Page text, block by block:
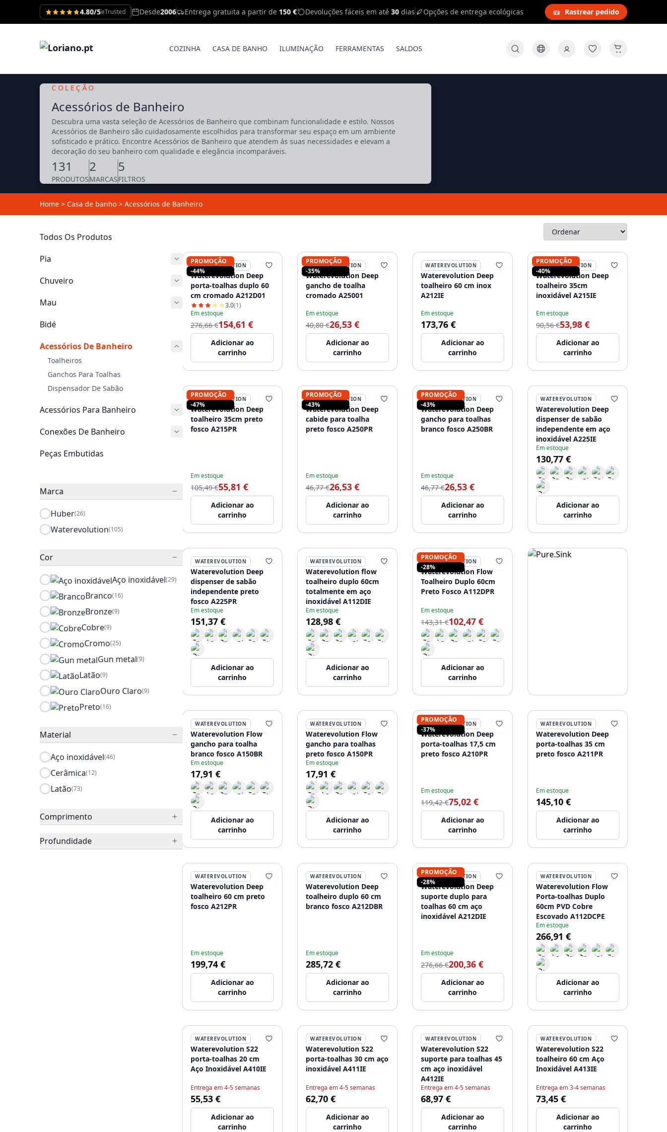
4.80/5eTrusted Desde2006 Entrega gratuita a partir de 150 € Devoluções fáceis em até 30 dias Opções de entrega ecológicas Rastrear pedido
COZINHA CASA DE BANHO ILUMINAÇÃO FERRAMENTAS SALDOS
COLEÇÃO
Acessórios de Banheiro
Descubra uma vasta seleção de Acessórios de Banheiro que combinam funcionalidade e estilo. Nossos
Acessórios de Banheiro são cuidadosamente escolhidos para transformar seu espaço em um ambiente
sofisticado e prático. Encontre Acessórios de Banheiro que atendem às suas necessidades e elevam a
decoração do seu banheiro com qualidade e elegância incomparáveis.
131
PRODUTOS
2
MARCAS
5
FILTROS
Home > Casa de banho > Acessórios de Banheiro
Todos Os Produtos
Pia
Chuveiro
Mau
Bidé
Acessórios De Banheiro
Toalheiros
Ganchos Para Toalhas
Dispensador De Sabão
Acessórios Para Banheiro
Conexões De Banheiro
Peças Embutidas
Marca
Huber(26)
Waterevolution(105)
Cor
Aço inoxidável(29)
Branco(16)
Bronze(9)
Cobre(9)
Cromo(25)
Gun metal(9)
Latão(9)
Ouro Claro(9)
Preto(16)
Material
Aço inoxidável(46)
Cerâmica(12)
Latão(73)
Comprimento
Profundidade
PROMOÇÃO
-44%
WATEREVOLUTION
Waterevolution Deep
porta-toalhas duplo 60
cm cromado A212D01
3.0(1)
Em estoque
276,66 €154,61 €
Adicionar ao
carrinho
PROMOÇÃO
-35%
WATEREVOLUTION
Waterevolution Deep
gancho de toalha
cromado A25001
Em estoque
40,80 €26,53 €
Adicionar ao
carrinho
WATEREVOLUTION
Waterevolution Deep
toalheiro 60 cm inox
A212IE
Em estoque
173,76 €
Adicionar ao
carrinho
PROMOÇÃO
-40%
WATEREVOLUTION
Waterevolution Deep
toalheiro 35cm
inoxidável A215IE
Em estoque
90,56 €53,98 €
Adicionar ao
carrinho
PROMOÇÃO
-47%
WATEREVOLUTION
Waterevolution Deep
toalheiro 35cm preto
fosco A215PR
Em estoque
105,49 €55,81 €
Adicionar ao
carrinho
PROMOÇÃO
-43%
WATEREVOLUTION
Waterevolution Deep
cabide para toalha
preto fosco A250PR
Em estoque
46,77 €26,53 €
Adicionar ao
carrinho
PROMOÇÃO
-43%
WATEREVOLUTION
Waterevolution Deep
gancho para toalhas
branco fosco A250BR
Em estoque
46,77 €26,53 €
Adicionar ao
carrinho
WATEREVOLUTION
Waterevolution Deep
dispenser de sabão
independente em aço
inoxidável A225IE
Em estoque
130,77 €
Adicionar ao
carrinho
WATEREVOLUTION
Waterevolution Deep
dispenser de sabão
independente preto
fosco A225PR
Em estoque
151,37 €
Adicionar ao
carrinho
WATEREVOLUTION
Waterevolution flow
toalheiro duplo 60cm
totalmente em aço
inoxidável A112DIE
Em estoque
128,98 €
Adicionar ao
carrinho
PROMOÇÃO
-28%
WATEREVOLUTION
Waterevolution Flow
Toalheiro Duplo 60cm
Preto Fosco A112DPR
Em estoque
143,31 €102,47 €
Adicionar ao
carrinho
WATEREVOLUTION
Waterevolution Flow
gancho para toalha
branco fosco A150BR
Em estoque
17,91 €
Adicionar ao
carrinho
WATEREVOLUTION
Waterevolution Flow
gancho para toalhas
preto fosco A150PR
Em estoque
17,91 €
Adicionar ao
carrinho
PROMOÇÃO
-37%
WATEREVOLUTION
Waterevolution Deep
porta-toalhas 17,5 cm
preto fosco A210PR
Em estoque
119,42 €75,02 €
Adicionar ao
carrinho
WATEREVOLUTION
Waterevolution Deep
porta-toalhas 35 cm
preto fosco A211PR
Em estoque
145,10 €
Adicionar ao
carrinho
WATEREVOLUTION
Waterevolution Deep
toalheiro 60 cm preto
fosco A212PR
Em estoque
199,74 €
Adicionar ao
carrinho
WATEREVOLUTION
Waterevolution Deep
toalheiro duplo 60 cm
branco fosco A212DBR
Em estoque
285,72 €
Adicionar ao
carrinho
PROMOÇÃO
-28%
WATEREVOLUTION
Waterevolution Deep
suporte duplo para
toalhas 60 cm aço
inoxidável A212DIE
Em estoque
276,66 €200,36 €
Adicionar ao
carrinho
WATEREVOLUTION
Waterevolution Flow
Porta-toalhas Duplo
60cm PVD Cobre
Escovado A112DCPE
Em estoque
266,91 €
Adicionar ao
carrinho
WATEREVOLUTION
Waterevolution S22
porta-toalhas 20 cm
Aço Inoxidável A410IE
Entrega em 4-5 semanas
55,53 €
Adicionar ao
carrinho
WATEREVOLUTION
Waterevolution S22
porta-toalhas 30 cm aço
inoxidável A411IE
Entrega em 4-5 semanas
62,70 €
Adicionar ao
carrinho
WATEREVOLUTION
Waterevolution S22
suporte para toalhas 45
cm aço inoxidável
A412IE
Entrega em 4-5 semanas
68,97 €
Adicionar ao
carrinho
WATEREVOLUTION
Waterevolution S22
toalheiro 60 cm Aço
Inoxidável A413IE
Entrega em 3-4 semanas
73,45 €
Adicionar ao
carrinho